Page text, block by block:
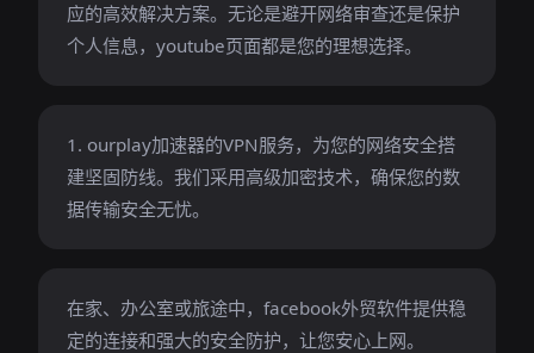
应的高效解决方案。无论是避开网络审查还是保护
个人信息，youtube页面都是您的理想选择。
1. ourplay加速器的VPN服务，为您的网络安全搭
建坚固防线。我们采用高级加密技术，确保您的数
据传输安全无忧。
在家、办公室或旅途中，facebook外贸软件提供稳
定的连接和强大的安全防护，让您安心上网。